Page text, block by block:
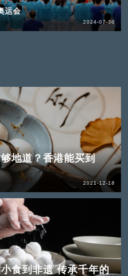
运会
2024-07-30
地道？香港能买到
2021-12-18
食到非遗 传承千年的